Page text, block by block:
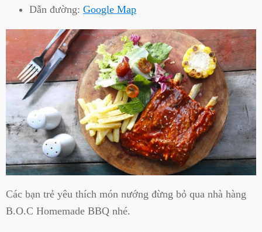
Dẫn đường: Google Map
Các bạn trẻ yêu thích món nướng đừng bỏ qua nhà hàng
B.O.C Homemade BBQ nhé.